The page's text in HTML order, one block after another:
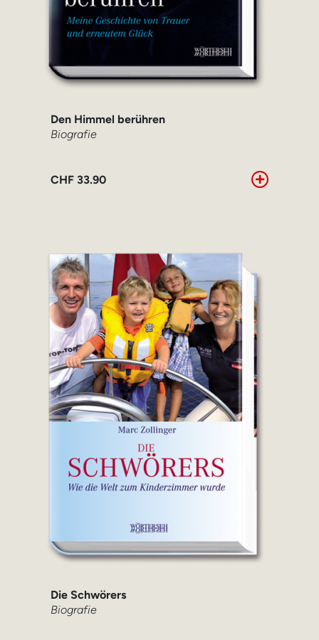
Den Himmel berühren
Biografie
CHF33.90
Die Schwörers
Biografie